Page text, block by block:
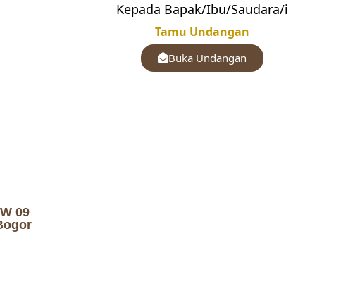
09
Kepada Bapak/Ibu/Saudara/i
Tamu Undangan
Buka Undangan